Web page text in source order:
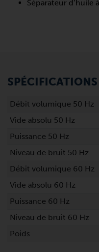
Séparateur d’huile
SPÉCIFICATIONS
Débit volumique 50 Hz
Vide absolu 50 Hz
Puissance 50 Hz
Niveau de bruit 50 Hz
Débit volumique 60 Hz
Vide absolu 60 Hz
Puissance 60 Hz
Niveau de bruit 60 Hz
Poids